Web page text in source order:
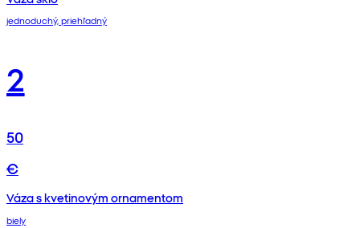
jednoduchý, priehľadný
2
50
€
Váza s kvetinovým ornamentom
biely